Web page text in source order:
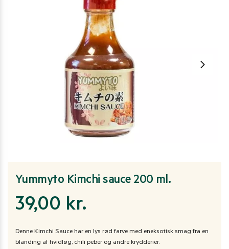
Yummyto Kimchi sauce 200 ml.
39,00 kr.
Denne Kimchi Sauce har en lys rød farve med eneksotisk smag fra en
blanding af hvidløg, chili peber og andre krydderier.